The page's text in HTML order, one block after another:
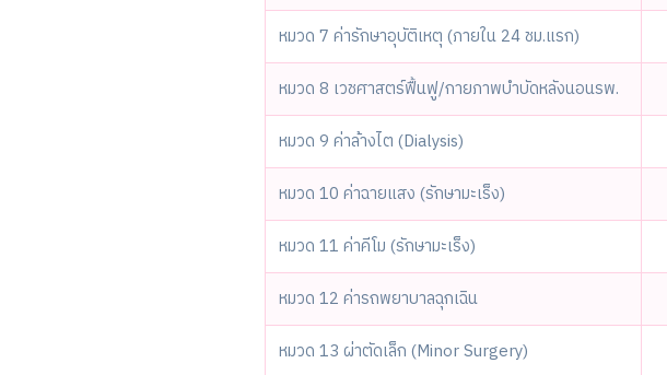
หมวด 7 ค่ารักษาอุบัติเหตุ (ภายใน 24 ชม.แรก)
หมวด 8 เวชศาสตร์ฟื้นฟู/กายภาพบำบัดหลังนอนรพ.
หมวด 9 ค่าล้างไต (Dialysis)
หมวด 10 ค่าฉายแสง (รักษามะเร็ง)
หมวด 11 ค่าคีโม (รักษามะเร็ง)
หมวด 12 ค่ารถพยาบาลฉุกเฉิน
หมวด 13 ผ่าตัดเล็ก (Minor Surgery)